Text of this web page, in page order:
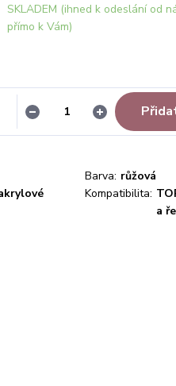
SKLADEM (ihned k odeslání od
přímo k Vám)
Barva: růžová
Kompatibilita:
a